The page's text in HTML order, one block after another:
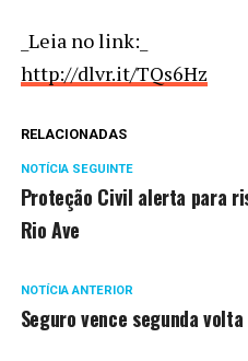
_Leia no link:_
http://dlvr.it/TQs6Hz
RELACIONADAS
NOTÍCIA SEGUINTE
Proteção Civil alerta para
Rio Ave
NOTÍCIA ANTERIOR
Seguro vence segunda